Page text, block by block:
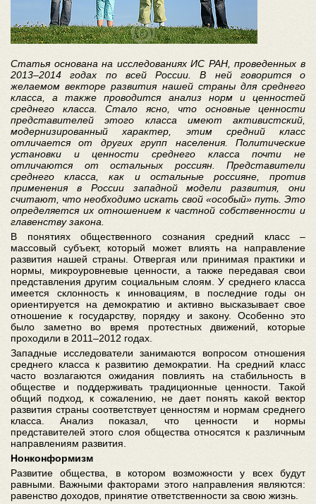
Статья основана на исследованиях ИС РАН, проведенных в
2013–2014 годах по всей России. В ней говорится о
желаемом векторе развития нашей страны для среднего
класса, а также проводится анализ норм и ценностей
среднего класса. Стало ясно, что основные ценности
представителей этого класса имеют активистский,
модернизированный характер, этим средний класс
отличается от других групп населения. Политические
установки и ценности среднего класса почти не
отличаются от остальных россиян. Представители
среднего класса, как и остальные россияне, против
применения в России западной модели развития, они
считают, что необходимо искать свой «особый» путь. Это
определяется их отношением к частной собственности и
главенству закона.
В понятиях общественного сознания средний класс –
массовый субъект, который может влиять на направление
развития нашей страны. Отвергая или принимая практики и
нормы, микроуровневые ценности, а также передавая свои
представления другим социальным слоям. У среднего класса
имеется склонность к инновациям, в последние годы он
ориентируется на демократию и активно высказывает свое
отношение к государству, порядку и закону. Особенно это
было заметно во время протестных движений, которые
проходили в 2011–2012 годах.
Западные исследователи занимаются вопросом отношения
среднего класса к развитию демократии. На средний класс
часто возлагаются ожидания повлиять на стабильность в
обществе и поддерживать традиционные ценности. Такой
общий подход, к сожалению, не дает понять какой вектор
развития страны соответствует ценностям и нормам среднего
класса. Анализ показал, что ценности и нормы
представителей этого слоя общества относятся к различным
направлениям развития.
Нонконформизм
Развитие общества, в котором возможности у всех будут
равными. Важными факторами этого направления являются:
равенство доходов, принятие ответственности за свою жизнь.